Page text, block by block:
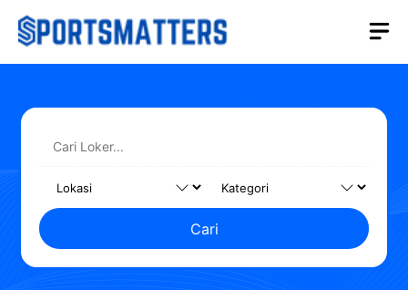
Langsung
Cari